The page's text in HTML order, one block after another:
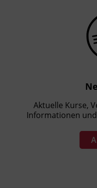
Aktuelle Kurse,
Informationen